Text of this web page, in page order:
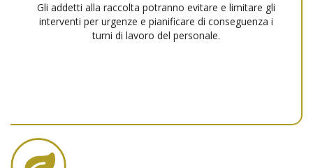
Gli addetti alla raccolta potranno evitare e limitare gli
interventi per urgenze e pianificare di conseguenza i
turni di lavoro del personale.